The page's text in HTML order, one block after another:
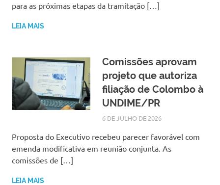
para as próximas etapas da tramitação […]
LEIA MAIS
Comissões aprovam
projeto que autoriza
filiação de Colombo à
UNDIME/PR
6 DE JULHO DE 2026
Proposta do Executivo recebeu parecer favorável com
emenda modificativa em reunião conjunta. As
comissões de […]
LEIA MAIS